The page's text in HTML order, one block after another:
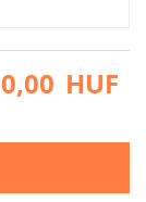
0,00 HUF